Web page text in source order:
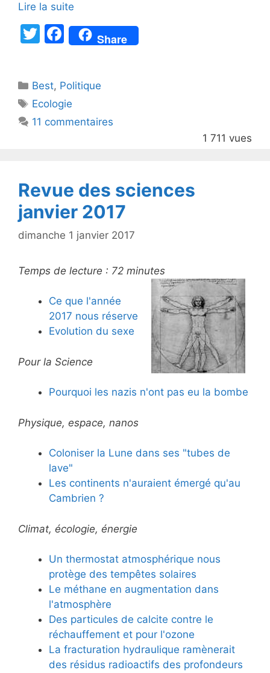
Lire la suite
T
er
F
a
e
b
o
Share
Catégories
Best, Politique
Étiquettes
Ecologie
11 commentaires
1 711 vues
Revue des sciences
janvier 2017
dimanche 1 janvier 2017
Temps de lecture : 72 minutes
Ce que l'année
2017 nous réserve
Evolution du sexe
Pour la Science
Pourquoi les nazis n'ont pas eu la bombe
Physique, espace, nanos
Coloniser la Lune dans ses "tubes de
lave"
Les continents n'auraient émergé qu'au
Cambrien ?
Climat, écologie, énergie
Un thermostat atmosphérique nous
protège des tempêtes solaires
Le méthane en augmentation dans
l'atmosphère
Des particules de calcite contre le
réchauffement et pour l'ozone
La fracturation hydraulique ramènerait
des résidus radioactifs des profondeurs